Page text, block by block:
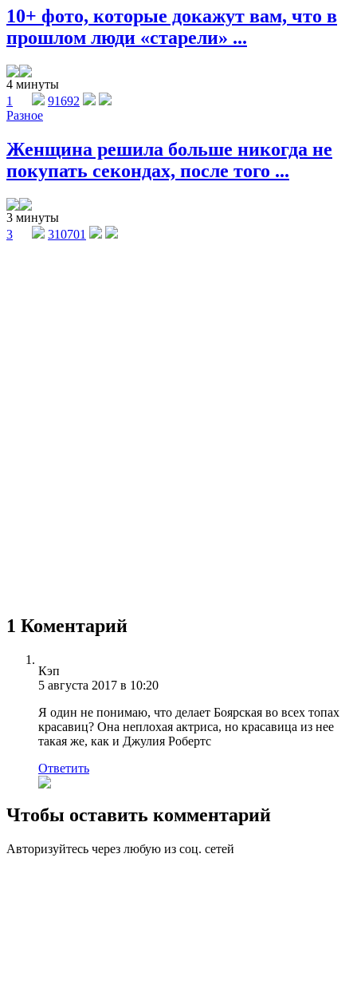
10+ фото, которые докажут вам, что в
прошлом люди «старели» ...
4 минуты
1
91692
Разное
Женщина решила больше никогда не
покупать секондах, после того ...
3 минуты
3
310701
1 Коментарий
Кэп
5 августа 2017 в 10:20
Я один не понимаю, что делает Боярская во всех топах
красавиц? Она неплохая актриса, но красавица из нее
такая же, как и Джулия Робертс
Ответить
Чтобы оставить комментарий
Авторизуйтесь через любую из соц. сетей